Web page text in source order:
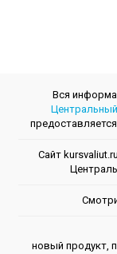
Вся
Сайт
новый продукт,